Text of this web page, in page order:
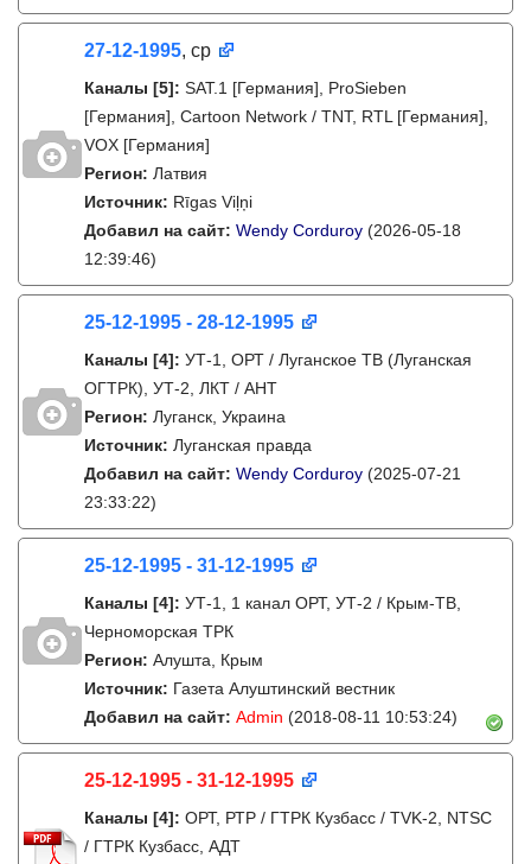
27-12-1995, ср
Каналы [5]: SAT.1 [Германия], ProSieben
[Германия], Cartoon Network / TNT, RTL [Германия],
VOX [Германия]
Регион: Латвия
Источник: Rīgas Viļņi
Добавил на сайт: Wendy Corduroy (2026-05-18
12:39:46)
25-12-1995 - 28-12-1995
Каналы [4]: УТ-1, ОРТ / Луганское ТВ (Луганская
ОГТРК), УТ-2, ЛКТ / АНТ
Регион: Луганск, Украина
Источник: Луганская правда
Добавил на сайт: Wendy Corduroy (2025-07-21
23:33:22)
25-12-1995 - 31-12-1995
Каналы [4]: УТ-1, 1 канал ОРТ, УТ-2 / Крым-ТВ,
Черноморская ТРК
Регион: Алушта, Крым
Источник: Газета Алуштинский вестник
Добавил на сайт: Admin (2018-08-11 10:53:24)
25-12-1995 - 31-12-1995
Каналы [4]: ОРТ, РТР / ГТРК Кузбасс / TVK-2, NTSC
/ ГТРК Кузбасс, АДТ